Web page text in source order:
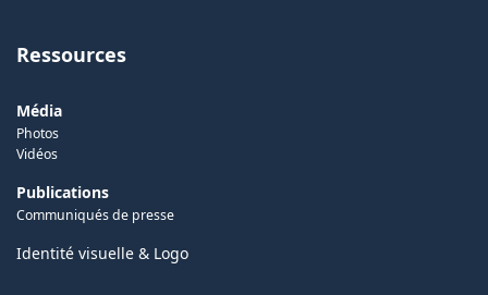
Ressources
Média
Photos
Vidéos
Publications
Communiqués de presse
Identité visuelle & Logo